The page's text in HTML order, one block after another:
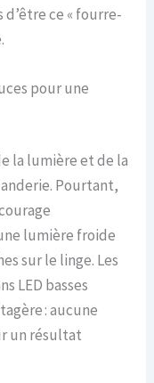
ce « fourre-
pour une
la lumière et de la
Pourtant,
lumière froide
sur le linge. Les
LED basses
: aucune
un résultat